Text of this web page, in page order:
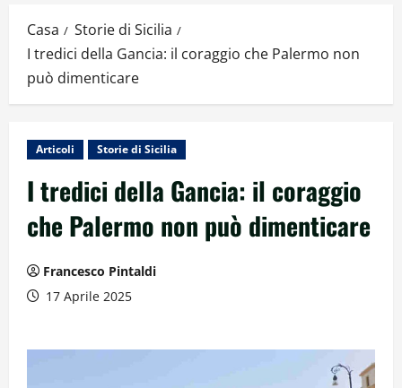
Casa
Storie di Sicilia
I tredici della Gancia: il coraggio che Palermo non
può dimenticare
Articoli Storie di Sicilia
I tredici della Gancia: il coraggio
che Palermo non può dimenticare
Francesco Pintaldi
17 Aprile 2025